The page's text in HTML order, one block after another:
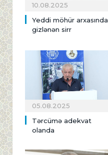
10.08.2025
Yeddi möhür arxasında
gizlənən sirr
05.08.2025
Tərcümə adekvat
olanda